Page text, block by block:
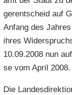
ger­ent­scheid auf
An­fang des
ihres
10.09.2008 nun
se vom April 2008.
Die